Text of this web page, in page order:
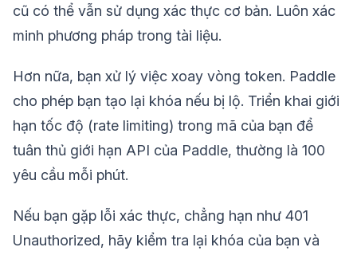
cũ có thể vẫn sử dụng xác thực cơ bản. Luôn xác
minh phương pháp trong tài liệu.
Hơn nữa, bạn xử lý việc xoay vòng token. Paddle
cho phép bạn tạo lại khóa nếu bị lộ. Triển khai giới
hạn tốc độ (rate limiting) trong mã của bạn để
tuân thủ giới hạn API của Paddle, thường là 100
yêu cầu mỗi phút.
Nếu bạn gặp lỗi xác thực, chẳng hạn như 401
Unauthorized, hãy kiểm tra lại khóa của bạn và